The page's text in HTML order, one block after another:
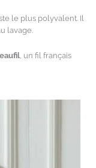
le plus polyvalent. Il
lavage.
, un fil français